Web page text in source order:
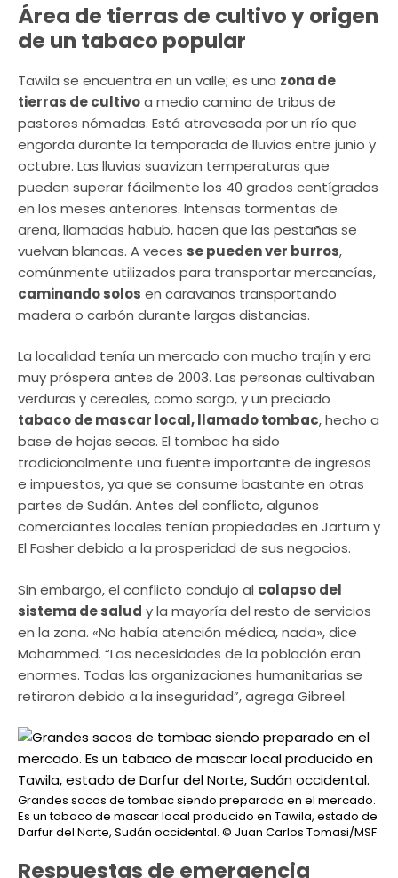
Área de tierras de cultivo y origen
de un tabaco popular
Tawila se encuentra en un valle; es una zona de
tierras de cultivoa medio camino de tribus de
pastores nómadas. Está atravesada por un río que
engorda durante la temporada de lluvias entre junio y
octubre. Las lluvias suavizan temperaturas que
pueden superar fácilmente los 40 grados centígrados
en los meses anteriores. Intensas tormentas de
arena, llamadas habub, hacen que las pestañas se
vuelvan blancas. A veces se pueden ver burros,
comúnmente utilizados para transportar mercancías,
caminando solos en caravanas transportando
madera o carbón durante largas distancias.
La localidad tenía un mercado con mucho trajín y era
muy próspera antes de 2003. Las personas cultivaban
verduras y cereales, como sorgo, y un preciado
tabaco de mascar local, llamado tombac, hecho a
base de hojas secas. El tombac ha sido
tradicionalmente una fuente importante de ingresos
e impuestos, ya que se consume bastante en otras
partes de Sudán. Antes del conflicto, algunos
comerciantes locales tenían propiedades en Jartum y
El Fasher debido a la prosperidad de sus negocios.
Sin embargo, el conflicto condujo al colapso del
sistema de salud y la mayoría del resto de servicios
en la zona. «No había atención médica, nada», dice
Mohammed. “Las necesidades de la población eran
enormes. Todas las organizaciones humanitarias se
retiraron debido a la inseguridad”, agrega Gibreel.
Grandes sacos de tombac siendo preparado en el mercado.
Es un tabaco de mascar local producido en Tawila, estado de
Darfur del Norte, Sudán occidental. © Juan Carlos Tomasi/MSF
Respuestas de emergencia